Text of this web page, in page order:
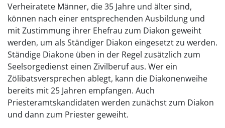
Verheiratete Männer, die 35 Jahre und älter sind,
können nach einer entsprechenden Ausbildung und
mit Zustimmung ihrer Ehefrau zum Diakon geweiht
werden, um als Ständiger Diakon eingesetzt zu werden.
Ständige Diakone üben in der Regel zusätzlich zum
Seelsorgedienst einen Zivilberuf aus. Wer ein
Zölibatsversprechen ablegt, kann die Diakonenweihe
bereits mit 25 Jahren empfangen. Auch
Priesteramtskandidaten werden zunächst zum Diakon
und dann zum Priester geweiht.